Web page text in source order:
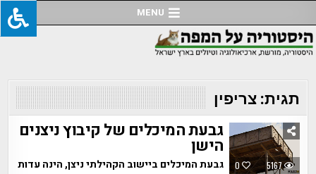
to
content
MENU
תגית:צריפין
0 5167
גבעת המיכלים של קיבוץ ניצנים
הישן
גבעת המיכלים ביישוב הקהילתי ניצן, הינה עדות